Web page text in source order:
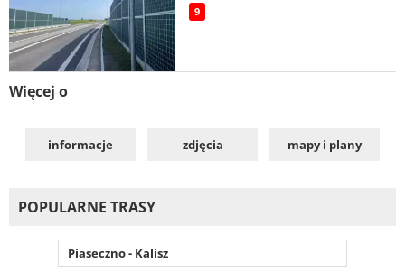
9
Więcej o
informacje zdjęcia mapy i plany
POPULARNE TRASY
Piaseczno - Kalisz